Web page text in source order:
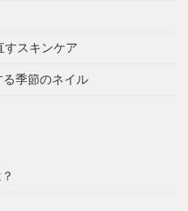
すスキンケア
る季節のネイル